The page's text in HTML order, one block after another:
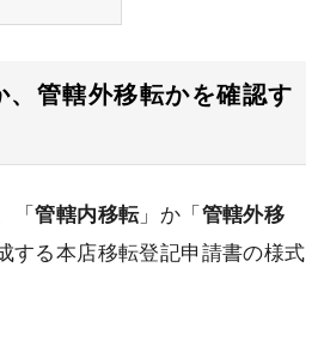
、管轄外移転かを確認す
「管轄内移転」か「 管轄外移
する本店移転登記申請書の様式